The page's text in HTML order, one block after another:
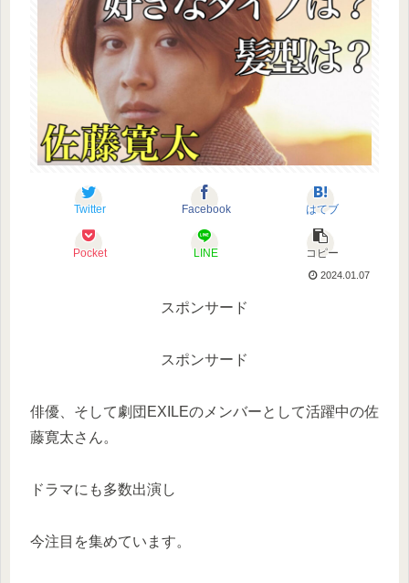
Twitter Facebook はてブ
Pocket LINE コピー
2024.01.07
スポンサード
スポンサード
俳優、そして劇団EXILEのメンバーとして活躍中の佐
藤寛太さん。
ドラマにも多数出演し
今注目を集めています。